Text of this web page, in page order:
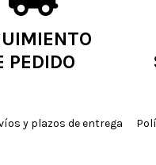
PEDIDO
y plazos de entrega